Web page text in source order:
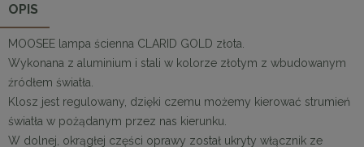
OPIS
MOOSEE lampa ścienna CLARID GOLD złota.
Wykonana z aluminium i stali w kolorze złotym z wbudowanym
źródłem światła.
Klosz jest regulowany, dzięki czemu możemy kierować strumień
światła w pożądanym przez nas kierunku.
W dolnej, okrągłej części oprawy został ukryty włącznik ze